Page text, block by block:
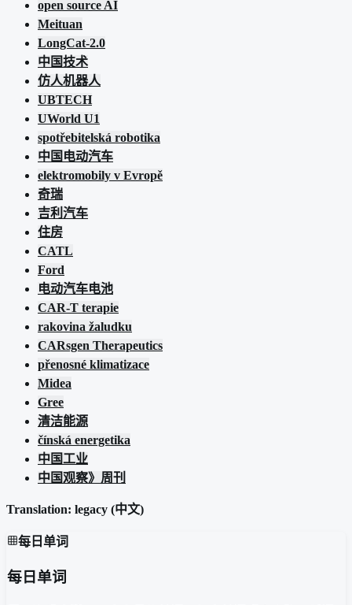
open source AI
Meituan
LongCat-2.0
中国技术
仿人机器人
UBTECH
UWorld U1
spotřebitelská robotika
中国电动汽车
elektromobily v Evropě
奇瑞
吉利汽车
住房
CATL
Ford
电动汽车电池
CAR-T terapie
rakovina žaludku
CARsgen Therapeutics
přenosné klimatizace
Midea
Gree
清洁能源
čínská energetika
中国工业
中国观察》周刊
Translation: legacy (中文)
每日单词
每日单词